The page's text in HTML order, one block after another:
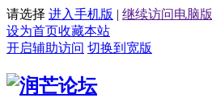
请选择 进入手机版 | 继续访问电脑版
设为首页收藏本站
开启辅助访问 切换到宽版